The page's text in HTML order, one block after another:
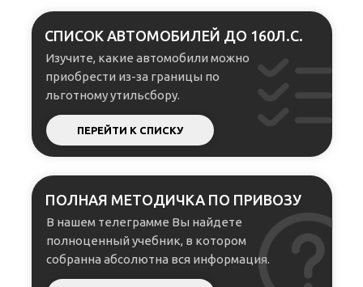
СПИСОК АВТОМОБИЛЕЙ ДО 160Л.С.
Изучите, какие автомобили можно
приобрести из-за границы по
льготному утильсбору.
ПЕРЕЙТИ К СПИСКУ
ПОЛНАЯ МЕТОДИЧКА ПО ПРИВОЗУ
В нашем телеграмме Вы найдете
полноценный учебник, в котором
собранна абсолютна вся информация.